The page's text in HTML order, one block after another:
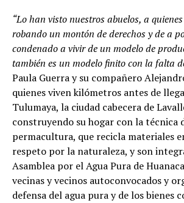
“Lo han visto nuestros abuelos, a
robando un montón de derechos y de a
condenado a vivir de un modelo de
también es un modelo finito con la falta
Paula Guerra y su compañero
quienes viven kilómetros antes de
Tulumaya, la ciudad cabecera de
construyendo su hogar con la técnica
permacultura, que recicla materiales
respeto por la naturaleza, y son
Asamblea por el Agua Pura de
vecinas y vecinos autoconvocados y
defensa del agua pura y de los bienes